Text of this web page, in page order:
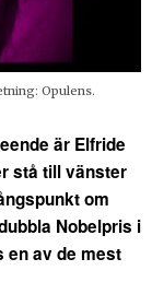
Opulens.
är Elfride
stå till vänster
om
Nobelpris i
en av de mest